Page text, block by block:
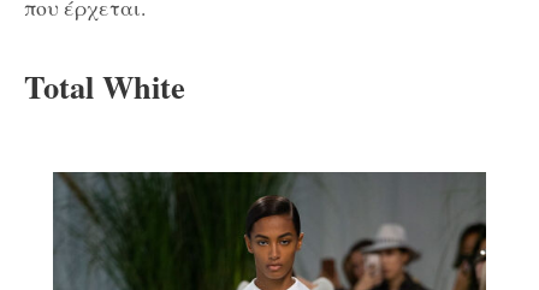
που έρχεται.
Total White